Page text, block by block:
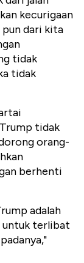
kecurigaan
pun dari kita
tidak
tidak
tidak
orang-
berhenti
adalah
untuk terlibat